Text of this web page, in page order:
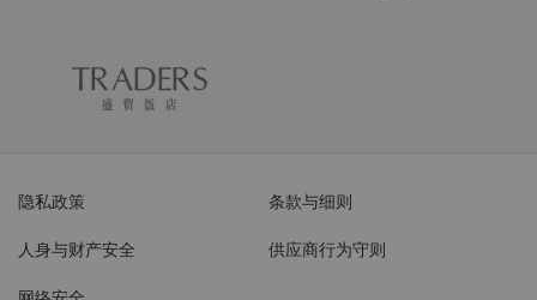
隐私政策 条款与细则
人身与财产安全 供应商行为守则